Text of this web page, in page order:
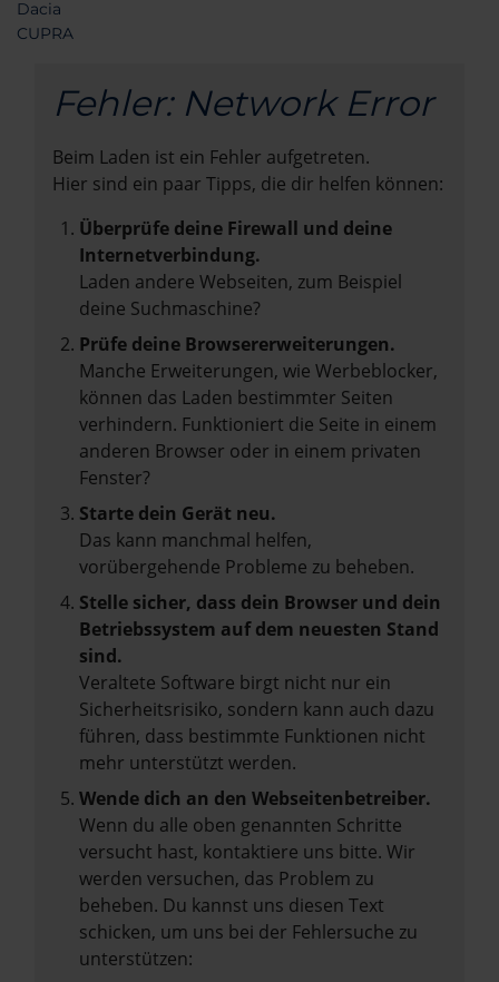
Dacia
CUPRA
Fehler: Network Error
Beim Laden ist ein Fehler aufgetreten.
Hier sind ein paar Tipps, die dir helfen können:
Überprüfe deine Firewall und deine
Internetverbindung.
Laden andere Webseiten, zum Beispiel
deine Suchmaschine?
Prüfe deine Browsererweiterungen.
Manche Erweiterungen, wie Werbeblocker,
können das Laden bestimmter Seiten
verhindern. Funktioniert die Seite in einem
anderen Browser oder in einem privaten
Fenster?
Starte dein Gerät neu.
Das kann manchmal helfen,
vorübergehende Probleme zu beheben.
Stelle sicher, dass dein Browser und dein
Betriebssystem auf dem neuesten Stand
sind.
Veraltete Software birgt nicht nur ein
Sicherheitsrisiko, sondern kann auch dazu
führen, dass bestimmte Funktionen nicht
mehr unterstützt werden.
Wende dich an den Webseitenbetreiber.
Wenn du alle oben genannten Schritte
versucht hast, kontaktiere uns bitte. Wir
werden versuchen, das Problem zu
beheben. Du kannst uns diesen Text
schicken, um uns bei der Fehlersuche zu
unterstützen: